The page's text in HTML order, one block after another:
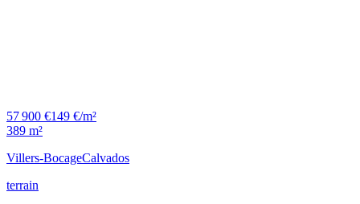
57 900 €149 €/m²
389 m²
Villers-BocageCalvados
terrain